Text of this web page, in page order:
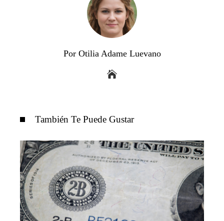
Por Otilia Adame Luevano
También Te Puede Gustar